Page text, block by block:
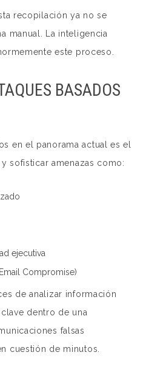
recopilación ya no se
manual. La inteligencia
este proceso.
BASADOS
en el panorama actual es el
sofisticar amenazas como:
ejecutiva
Compromise)
de analizar información
dentro de una
falsas
cuestión de minutos.